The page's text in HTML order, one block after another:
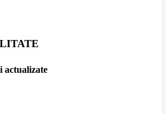
actualizate